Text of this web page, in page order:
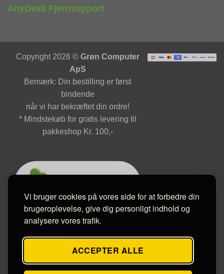
Vi bruger cookies på vores side for at forbedre din
brugeroplevelse, give dig personligt indhold og
analysere vores trafik.
ACCEPTER ALLE
AnyDesk Fjernsupport
Copyright 2026 © Grøn Computer
ApS
Bemærk: Din bestilling er først
bindende
når vi har bekræftet din ordre!
* Mindstekøb for gratis levering til
pakkeshop Kr. 100,-